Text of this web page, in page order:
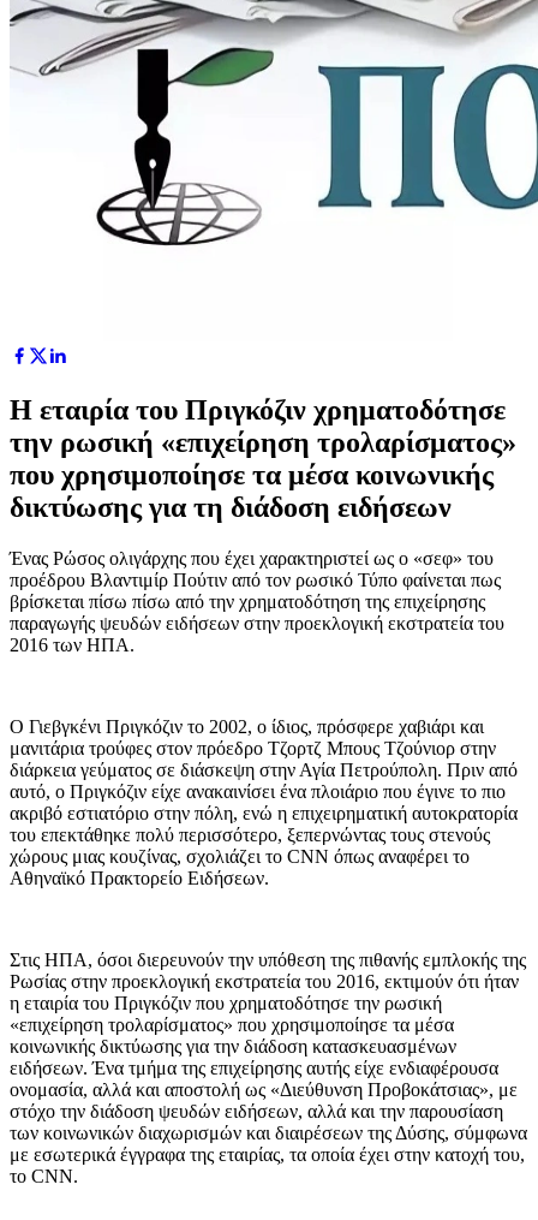
Η εταιρία του Πριγκόζιν χρηματοδότησε
την ρωσική «επιχείρηση τρολαρίσματος»
που χρησιμοποίησε τα μέσα κοινωνικής
δικτύωσης για τη διάδοση ειδήσεων
Ένας Ρώσος ολιγάρχης που έχει χαρακτηριστεί ως ο «σεφ» του
προέδρου Βλαντιμίρ Πούτιν από τον ρωσικό Τύπο φαίνεται πως
βρίσκεται πίσω πίσω από την χρηματοδότηση της επιχείρησης
παραγωγής ψευδών ειδήσεων στην προεκλογική εκστρατεία του
2016 των ΗΠΑ.
Ο Γιεβγκένι Πριγκόζιν το 2002, ο ίδιος, πρόσφερε χαβιάρι και
μανιτάρια τρούφες στον πρόεδρο Τζορτζ Μπους Τζούνιορ στην
διάρκεια γεύματος σε διάσκεψη στην Αγία Πετρούπολη. Πριν από
αυτό, ο Πριγκόζιν είχε ανακαινίσει ένα πλοιάριο που έγινε το πιο
ακριβό εστιατόριο στην πόλη, ενώ η επιχειρηματική αυτοκρατορία
του επεκτάθηκε πολύ περισσότερο, ξεπερνώντας τους στενούς
χώρους μιας κουζίνας, σχολιάζει το CNN όπως αναφέρει το
Αθηναϊκό Πρακτορείο Ειδήσεων.
Στις ΗΠΑ, όσοι διερευνούν την υπόθεση της πιθανής εμπλοκής της
Ρωσίας στην προεκλογική εκστρατεία του 2016, εκτιμούν ότι ήταν
η εταιρία του Πριγκόζιν που χρηματοδότησε την ρωσική
«επιχείρηση τρολαρίσματος» που χρησιμοποίησε τα μέσα
κοινωνικής δικτύωσης για την διάδοση κατασκευασμένων
ειδήσεων. Ένα τμήμα της επιχείρησης αυτής είχε ενδιαφέρουσα
ονομασία, αλλά και αποστολή ως «Διεύθυνση Προβοκάτσιας», με
στόχο την διάδοση ψευδών ειδήσεων, αλλά και την παρουσίαση
των κοινωνικών διαχωρισμών και διαιρέσεων της Δύσης, σύμφωνα
με εσωτερικά έγγραφα της εταιρίας, τα οποία έχει στην κατοχή του,
το CNN.